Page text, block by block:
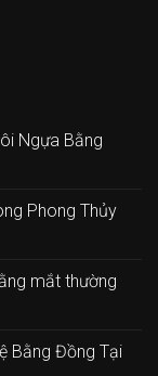
Ngựa Bằng
Phong Thủy
mắt thường
Bằng Đồng Tại